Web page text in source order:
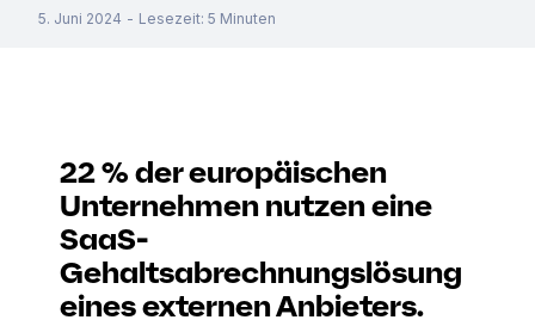
5. Juni 2024 - Lesezeit: 5 Minuten
22 % der europäischen
Unternehmen nutzen eine
SaaS-
Gehaltsabrechnungslösung
eines externen Anbieters.